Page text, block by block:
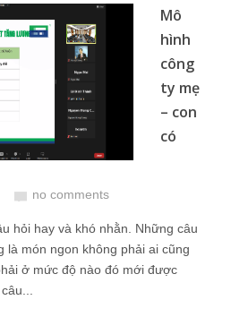
Mô
hình
công
ty mẹ
– con
có
no comments
hỏi hay và khó nhằn. Những câu
là món ngon không phải ai cũng
ở mức độ nào đó mới được